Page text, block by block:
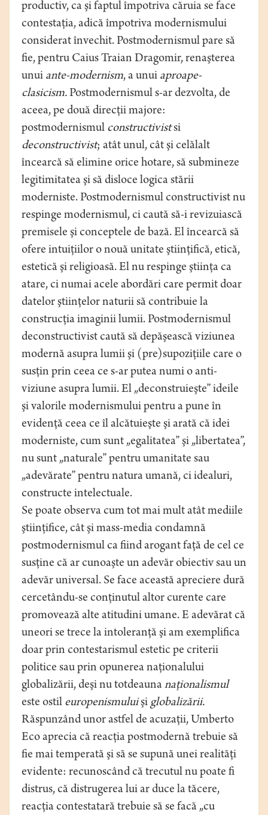
productiv, ca şi faptul împotriva căruia se face
contestaţia, adică împotriva modernismului
considerat învechit. Postmodernismul pare să
fie, pentru Caius Traian Dragomir, renaşterea
unui ante-modernism, a unui aproape-
clasicism.Postmodernismul s-ar dezvolta, de
aceea, pe două direcţii majore:
postmodernismul constructivistsi
deconstructivist; atât unul, cât şi celălalt
încearcă să elimine orice hotare, să submineze
legitimitatea şi să disloce logica stării
moderniste. Postmodernismul constructivist nu
respinge modernismul, ci caută să-i revizuiască
premisele şi conceptele de bază. El încearcă să
ofere intuiţiilor o nouă unitate ştiinţifică, etică,
estetică şi religioasă. El nu respinge ştiinţa ca
atare, ci numai acele abordări care permit doar
datelor ştiinţelor naturii să contribuie la
construcţia imaginii lumii. Postmodernismul
deconstructivist caută să depăşească viziunea
modernă asupra lumii şi (pre)supoziţiile care o
susţin prin ceea ce s-ar putea numi o anti-
viziune asupra lumii. El „deconstruieşte” ideile
şi valorile modernismului pentru a pune în
evidenţă ceea ce îl alcătuieşte şi arată că idei
moderniste, cum sunt „egalitatea” şi „libertatea”,
nu sunt „naturale” pentru umanitate sau
„adevărate” pentru natura umană, ci idealuri,
constructe intelectuale.
Se poate observa cum tot mai mult atât mediile
ştiinţifice, cât şi mass-media condamnă
postmodernismul ca fiind arogant faţă de cel ce
susţine că ar cunoaşte un adevăr obiectiv sau un
adevăr universal. Se face această apreciere dură
cercetându-se conţinutul altor curente care
promovează alte atitudini umane. E adevărat că
uneori se trece la intoleranţă şi am exemplifica
doar prin contestarismul estetic pe criterii
politice sau prin opunerea naţionalului
globalizării, deşi nu totdeauna naţionalismul
este ostil europenismuluişiglobalizării.
Răspunzând unor astfel de acuzaţii, Umberto
Eco aprecia că reacţia postmodernă trebuie să
fie mai temperată şi să se supună unei realităţi
evidente: recunoscând că trecutul nu poate fi
distrus, că distrugerea lui ar duce la tăcere,
reacţia contestatară trebuie să se facă „cu